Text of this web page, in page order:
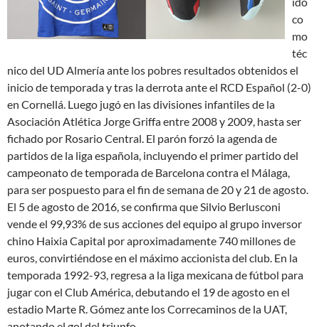
co
mo
téc
nico del UD Almería ante los pobres resultados obtenidos el
inicio de temporada y tras la derrota ante el RCD Español (2-0)
en Cornellá. Luego jugó en las divisiones infantiles de la
Asociación Atlética Jorge Griffa entre 2008 y 2009, hasta ser
fichado por Rosario Central. El parón forzó la agenda de
partidos de la liga española, incluyendo el primer partido del
campeonato de temporada de Barcelona contra el Málaga,
para ser pospuesto para el fin de semana de 20 y 21 de agosto.
El 5 de agosto de 2016, se confirma que Silvio Berlusconi
vende el 99,93% de sus acciones del equipo al grupo inversor
chino Haixia Capital por aproximadamente 740 millones de
euros, convirtiéndose en el máximo accionista del club. En la
temporada 1992-93, regresa a la liga mexicana de fútbol para
jugar con el Club América, debutando el 19 de agosto en el
estadio Marte R. Gómez ante los Correcaminos de la UAT,